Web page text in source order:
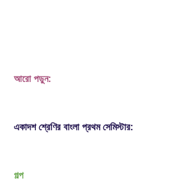
আরো পড়ুন:
একাদশ শ্রেণির বাংলা প্রথম সেমিস্টার:
গল্প